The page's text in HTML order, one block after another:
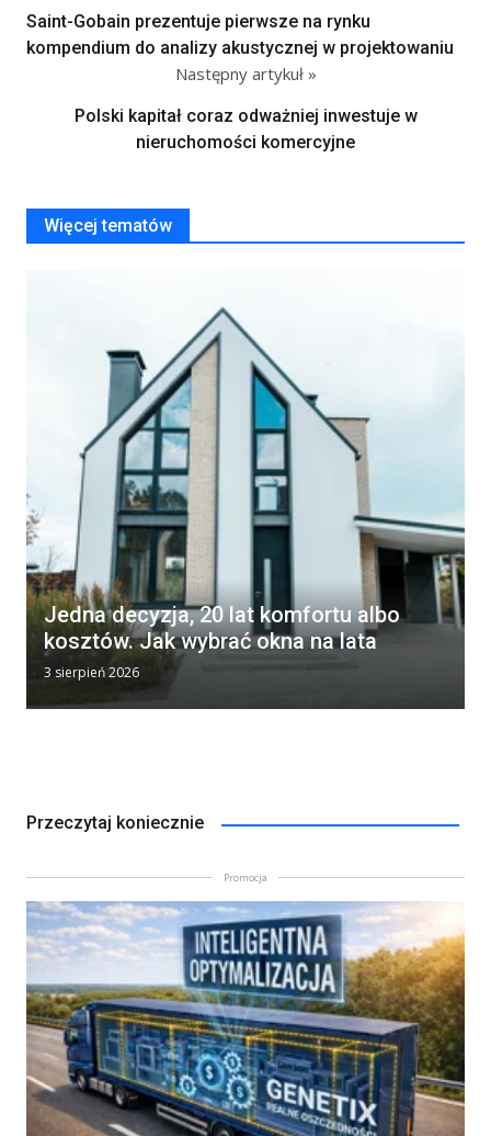
Saint-Gobain prezentuje pierwsze na rynku
kompendium do analizy akustycznej w projektowaniu
Następny artykuł »
Polski kapitał coraz odważniej inwestuje w
nieruchomości komercyjne
Więcej tematów
Jedna decyzja, 20 lat komfortu albo
kosztów. Jak wybrać okna na lata
3 sierpień 2026
Przeczytaj koniecznie
Promocja